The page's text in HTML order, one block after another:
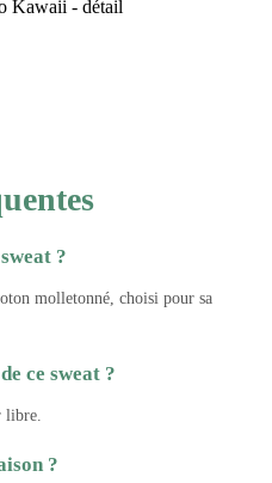
?
molletonné, choisi pour sa
ce sweat ?
libre.
?